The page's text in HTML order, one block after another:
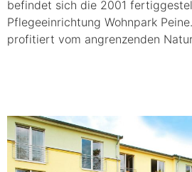
befindet sich die 2001
Pflegeeinrichtung Wohnpark
profitiert vom angrenzenden